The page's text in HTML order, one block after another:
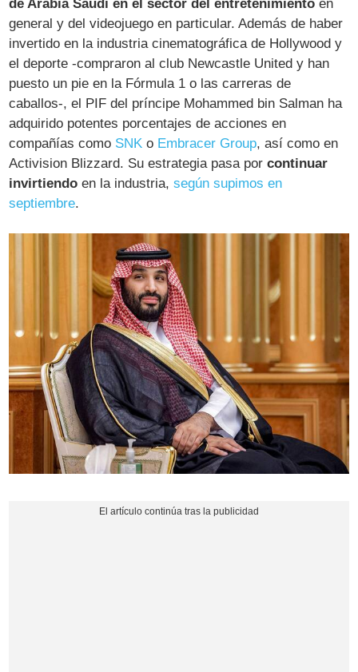
de Arabia Saudí en el sector del entretenimiento en
general y del videojuego en particular. Además de haber
invertido en la industria cinematográfica de Hollywood y
el deporte -compraron al club Newcastle United y han
puesto un pie en la Fórmula 1 o las carreras de
caballos-, el PIF del príncipe Mohammed bin Salman ha
adquirido potentes porcentajes de acciones en
compañías como SNK o Embracer Group, así como en
Activision Blizzard. Su estrategia pasa porcontinuar
invirtiendo en la industria,según supimos en
septiembre.